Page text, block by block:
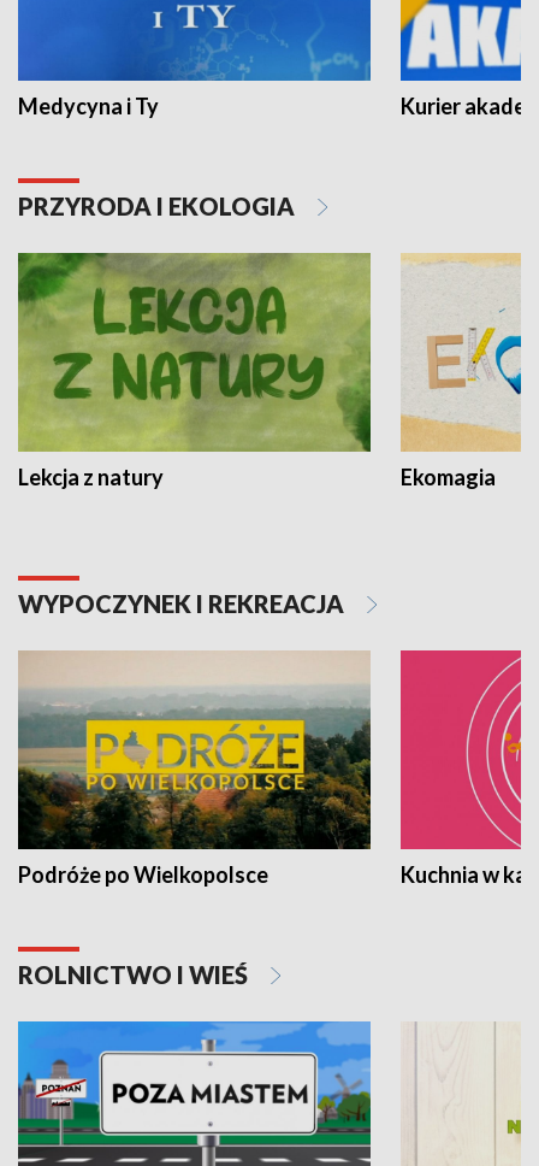
Medycyna i Ty Kurier
PRZYRODA I EKOLOGIA
Lekcja z natury Ekomagia
WYPOCZYNEK I REKREACJA
Podróże po Wielkopolsce Kuchnia w
ROLNICTWO I WIEŚ